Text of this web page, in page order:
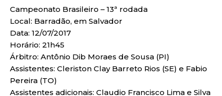
Campeonato Brasileiro – 13ª rodada
Local: Barradão, em Salvador
Data: 12/07/2017
Horário: 21h45
Árbitro: Antônio Dib Moraes de Sousa (PI)
Assistentes: Cleriston Clay Barreto Rios (SE) e Fabio
Pereira (TO)
Assistentes adicionais: Claudio Francisco Lima e Silva